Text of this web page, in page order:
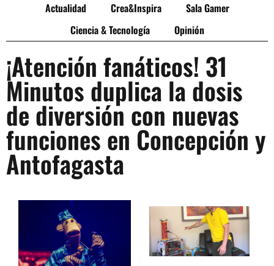
Actualidad
Crea&Inspira
Sala Gamer
Ciencia & Tecnología
Opinión
¡Atención fanáticos! 31
Minutos duplica la dosis
de diversión con nuevas
funciones en Concepción y
Antofagasta